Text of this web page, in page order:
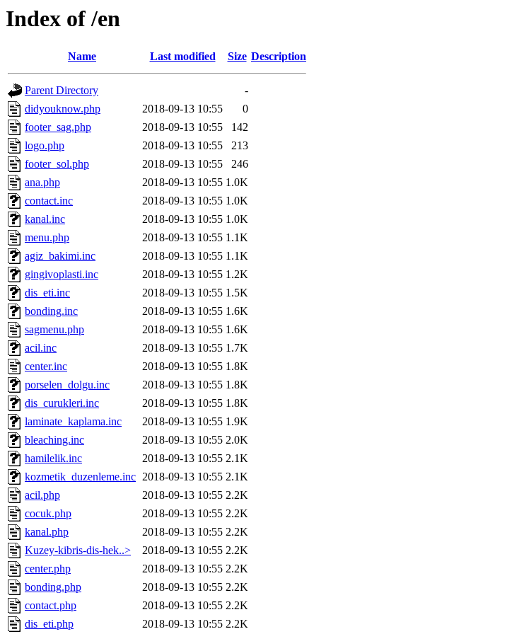
Index of /en
Name Last modified Size Description
Parent Directory
-
didyouknow.php
2018-09-13 10:55
0
footer_sag.php
2018-09-13 10:55
142
logo.php
2018-09-13 10:55
213
footer_sol.php
2018-09-13 10:55
246
ana.php
2018-09-13 10:55 1.0K
contact.inc
2018-09-13 10:55 1.0K
kanal.inc
2018-09-13 10:55 1.0K
menu.php
2018-09-13 10:55 1.1K
agiz_bakimi.inc
2018-09-13 10:55 1.1K
gingivoplasti.inc
2018-09-13 10:55 1.2K
dis_eti.inc
2018-09-13 10:55 1.5K
bonding.inc
2018-09-13 10:55 1.6K
sagmenu.php
2018-09-13 10:55 1.6K
acil.inc
2018-09-13 10:55 1.7K
center.inc
2018-09-13 10:55 1.8K
porselen_dolgu.inc
2018-09-13 10:55 1.8K
dis_curukleri.inc
2018-09-13 10:55 1.8K
laminate_kaplama.inc
2018-09-13 10:55 1.9K
bleaching.inc
2018-09-13 10:55 2.0K
hamilelik.inc
2018-09-13 10:55 2.1K
kozmetik_duzenleme.inc 2018-09-13 10:55 2.1K
acil.php
2018-09-13 10:55 2.2K
cocuk.php
2018-09-13 10:55 2.2K
kanal.php
2018-09-13 10:55 2.2K
Kuzey-kibris-dis-hek..>
2018-09-13 10:55 2.2K
center.php
2018-09-13 10:55 2.2K
bonding.php
2018-09-13 10:55 2.2K
contact.php
2018-09-13 10:55 2.2K
dis_eti.php
2018-09-13 10:55 2.2K